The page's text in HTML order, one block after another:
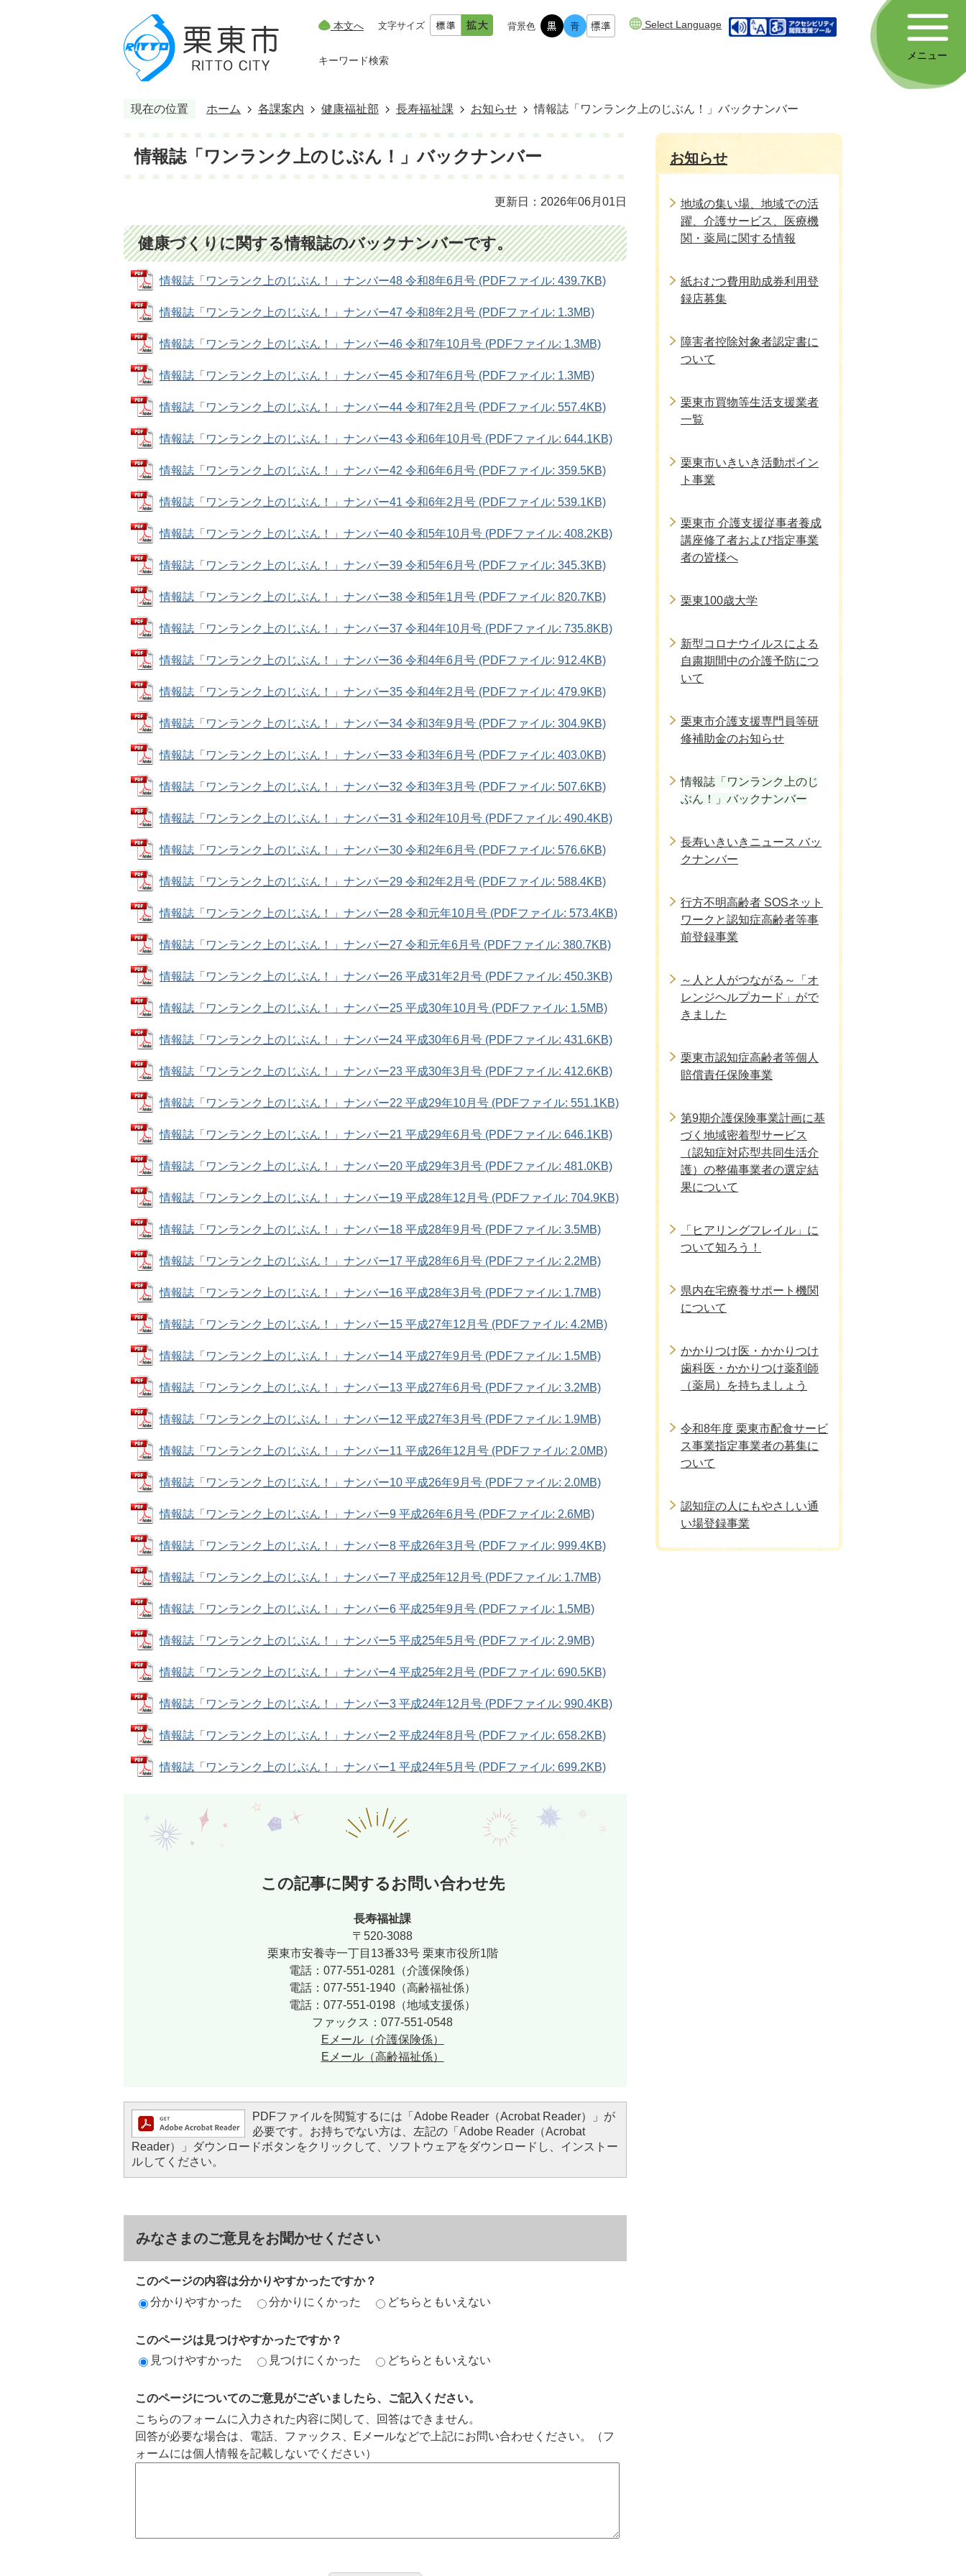
本文へ 文字サイズ 背景色 Select Language
キーワード検索 メニュー
現在の位置 ホーム 各課案内 健康福祉部 長寿福祉課 お知らせ 情報誌「ワンランク上のじぶん！」バックナンバー
情報誌「ワンランク上のじぶん！」バックナンバー
更新日：2026年06月01日
健康づくりに関する情報誌のバックナンバーです。
情報誌「ワンランク上のじぶん！」ナンバー48 令和8年6月号 (PDFファイル: 439.7KB)
情報誌「ワンランク上のじぶん！」ナンバー47 令和8年2月号 (PDFファイル: 1.3MB)
情報誌「ワンランク上のじぶん！」ナンバー46 令和7年10月号 (PDFファイル: 1.3MB)
情報誌「ワンランク上のじぶん！」ナンバー45 令和7年6月号 (PDFファイル: 1.3MB)
情報誌「ワンランク上のじぶん！」ナンバー44 令和7年2月号 (PDFファイル: 557.4KB)
情報誌「ワンランク上のじぶん！」ナンバー43 令和6年10月号 (PDFファイル: 644.1KB)
情報誌「ワンランク上のじぶん！」ナンバー42 令和6年6月号 (PDFファイル: 359.5KB)
情報誌「ワンランク上のじぶん！」ナンバー41 令和6年2月号 (PDFファイル: 539.1KB)
情報誌「ワンランク上のじぶん！」ナンバー40 令和5年10月号 (PDFファイル: 408.2KB)
情報誌「ワンランク上のじぶん！」ナンバー39 令和5年6月号 (PDFファイル: 345.3KB)
情報誌「ワンランク上のじぶん！」ナンバー38 令和5年1月号 (PDFファイル: 820.7KB)
情報誌「ワンランク上のじぶん！」ナンバー37 令和4年10月号 (PDFファイル: 735.8KB)
情報誌「ワンランク上のじぶん！」ナンバー36 令和4年6月号 (PDFファイル: 912.4KB)
情報誌「ワンランク上のじぶん！」ナンバー35 令和4年2月号 (PDFファイル: 479.9KB)
情報誌「ワンランク上のじぶん！」ナンバー34 令和3年9月号 (PDFファイル: 304.9KB)
情報誌「ワンランク上のじぶん！」ナンバー33 令和3年6月号 (PDFファイル: 403.0KB)
情報誌「ワンランク上のじぶん！」ナンバー32 令和3年3月号 (PDFファイル: 507.6KB)
情報誌「ワンランク上のじぶん！」ナンバー31 令和2年10月号 (PDFファイル: 490.4KB)
情報誌「ワンランク上のじぶん！」ナンバー30 令和2年6月号 (PDFファイル: 576.6KB)
情報誌「ワンランク上のじぶん！」ナンバー29 令和2年2月号 (PDFファイル: 588.4KB)
情報誌「ワンランク上のじぶん！」ナンバー28 令和元年10月号 (PDFファイル: 573.4KB)
情報誌「ワンランク上のじぶん！」ナンバー27 令和元年6月号 (PDFファイル: 380.7KB)
情報誌「ワンランク上のじぶん！」ナンバー26 平成31年2月号 (PDFファイル: 450.3KB)
情報誌「ワンランク上のじぶん！」ナンバー25 平成30年10月号 (PDFファイル: 1.5MB)
情報誌「ワンランク上のじぶん！」ナンバー24 平成30年6月号 (PDFファイル: 431.6KB)
情報誌「ワンランク上のじぶん！」ナンバー23 平成30年3月号 (PDFファイル: 412.6KB)
情報誌「ワンランク上のじぶん！」ナンバー22 平成29年10月号 (PDFファイル: 551.1KB)
情報誌「ワンランク上のじぶん！」ナンバー21 平成29年6月号 (PDFファイル: 646.1KB)
情報誌「ワンランク上のじぶん！」ナンバー20 平成29年3月号 (PDFファイル: 481.0KB)
情報誌「ワンランク上のじぶん！」ナンバー19 平成28年12月号 (PDFファイル: 704.9KB)
情報誌「ワンランク上のじぶん！」ナンバー18 平成28年9月号 (PDFファイル: 3.5MB)
情報誌「ワンランク上のじぶん！」ナンバー17 平成28年6月号 (PDFファイル: 2.2MB)
情報誌「ワンランク上のじぶん！」ナンバー16 平成28年3月号 (PDFファイル: 1.7MB)
情報誌「ワンランク上のじぶん！」ナンバー15 平成27年12月号 (PDFファイル: 4.2MB)
情報誌「ワンランク上のじぶん！」ナンバー14 平成27年9月号 (PDFファイル: 1.5MB)
情報誌「ワンランク上のじぶん！」ナンバー13 平成27年6月号 (PDFファイル: 3.2MB)
情報誌「ワンランク上のじぶん！」ナンバー12 平成27年3月号 (PDFファイル: 1.9MB)
情報誌「ワンランク上のじぶん！」ナンバー11 平成26年12月号 (PDFファイル: 2.0MB)
情報誌「ワンランク上のじぶん！」ナンバー10 平成26年9月号 (PDFファイル: 2.0MB)
情報誌「ワンランク上のじぶん！」ナンバー9 平成26年6月号 (PDFファイル: 2.6MB)
情報誌「ワンランク上のじぶん！」ナンバー8 平成26年3月号 (PDFファイル: 999.4KB)
情報誌「ワンランク上のじぶん！」ナンバー7 平成25年12月号 (PDFファイル: 1.7MB)
情報誌「ワンランク上のじぶん！」ナンバー6 平成25年9月号 (PDFファイル: 1.5MB)
情報誌「ワンランク上のじぶん！」ナンバー5 平成25年5月号 (PDFファイル: 2.9MB)
情報誌「ワンランク上のじぶん！」ナンバー4 平成25年2月号 (PDFファイル: 690.5KB)
情報誌「ワンランク上のじぶん！」ナンバー3 平成24年12月号 (PDFファイル: 990.4KB)
情報誌「ワンランク上のじぶん！」ナンバー2 平成24年8月号 (PDFファイル: 658.2KB)
情報誌「ワンランク上のじぶん！」ナンバー1 平成24年5月号 (PDFファイル: 699.2KB)
この記事に関するお問い合わせ先
長寿福祉課
〒520-3088
栗東市安養寺一丁目13番33号 栗東市役所1階
電話：077-551-0281（介護保険係）
電話：077-551-1940（高齢福祉係）
電話：077-551-0198（地域支援係）
ファックス：077-551-0548
Eメール（介護保険係）
Eメール（高齢福祉係）
PDFファイルを閲覧するには「Adobe Reader（Acrobat Reader）」が
必要です。お持ちでない方は、左記の「Adobe Reader（Acrobat
Reader）」ダウンロードボタンをクリックして、ソフトウェアをダウンロードし、インストー
ルしてください。
みなさまのご意見をお聞かせください
このページの内容は分かりやすかったですか？
分かりやすかった
分かりにくかった どちらともいえない
このページは見つけやすかったですか？
見つけやすかった
見つけにくかった どちらともいえない
このページについてのご意見がございましたら、ご記入ください。
こちらのフォームに入力された内容に関して、回答はできません。
回答が必要な場合は、電話、ファックス、Eメールなどで上記にお問い合わせください。（フ
ォームには個人情報を記載しないでください）
お知らせ
地域の集い場、地域での活
躍、介護サービス、医療機
関・薬局に関する情報
紙おむつ費用助成券利用登
録店募集
障害者控除対象者認定書に
ついて
栗東市買物等生活支援業者
一覧
栗東市いきいき活動ポイン
ト事業
栗東市 介護支援従事者養成
講座修了者および指定事業
者の皆様へ
栗東100歳大学
新型コロナウイルスによる
自粛期間中の介護予防につ
いて
栗東市介護支援専門員等研
修補助金のお知らせ
情報誌「ワンランク上のじ
ぶん！」バックナンバー
長寿いきいきニュース バッ
クナンバー
行方不明高齢者 SOSネット
ワークと認知症高齢者等事
前登録事業
～人と人がつながる～「オ
レンジヘルプカード」がで
きました
栗東市認知症高齢者等個人
賠償責任保険事業
第9期介護保険事業計画に基
づく地域密着型サービス
（認知症対応型共同生活介
護）の整備事業者の選定結
果について
「ヒアリングフレイル」に
ついて知ろう！
県内在宅療養サポート機関
について
かかりつけ医・かかりつけ
歯科医・かかりつけ薬剤師
（薬局）を持ちましょう
令和8年度 栗東市配食サービ
ス事業指定事業者の募集に
ついて
認知症の人にもやさしい通
い場登録事業